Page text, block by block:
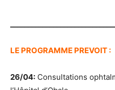
LE PROGRAMME PREVOIT :
26/04: Consultations